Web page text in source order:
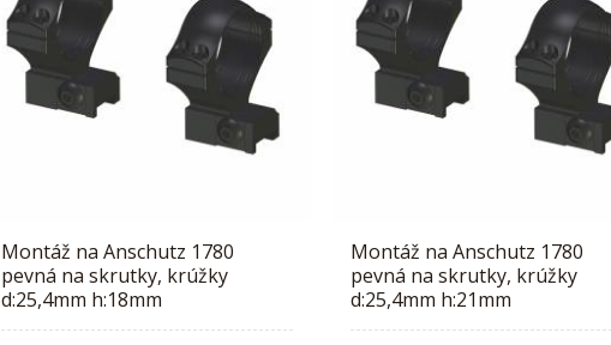
Montáž na Anschutz 1780
pevná na skrutky, krúžky
d:25,4mm h:18mm
Montáž na Anschutz 1780
pevná na skrutky, krúžky
d:25,4mm h:21mm